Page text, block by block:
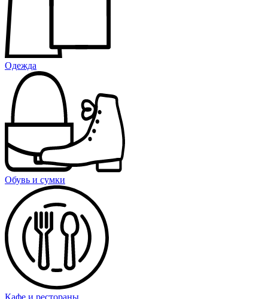
Одежда
Обувь и сумки
Кафе и рестораны